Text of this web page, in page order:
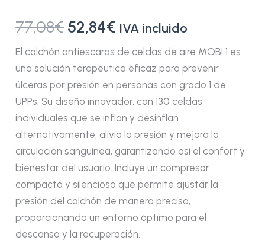
77,08€ 52,84€ IVA incluido
El colchón antiescaras de celdas de aire MOBI 1 es
una solución terapéutica eficaz para prevenir
úlceras por presión en personas con grado 1 de
UPPs. Su diseño innovador, con 130 celdas
individuales que se inflan y desinflan
alternativamente, alivia la presión y mejora la
circulación sanguínea, garantizando así el confort y
bienestar del usuario. Incluye un compresor
compacto y silencioso que permite ajustar la
presión del colchón de manera precisa,
proporcionando un entorno óptimo para el
descanso y la recuperación.